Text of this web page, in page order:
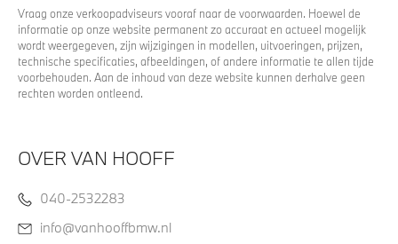
Vraag onze verkoopadviseurs vooraf naar de voorwaarden. Hoewel de
informatie op onze website permanent zo accuraat en actueel mogelijk
wordt weergegeven, zijn wijzigingen in modellen, uitvoeringen, prijzen,
technische specificaties, afbeeldingen, of andere informatie te allen tijde
voorbehouden. Aan de inhoud van deze website kunnen derhalve geen
rechten worden ontleend.
OVER VAN HOOFF
040-2532283
info@vanhooffbmw.nl